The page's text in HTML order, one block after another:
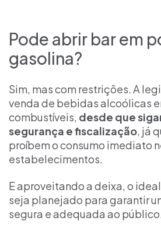
Pode abrir bar em
gasolina?
Sim, mas com restrições. A
venda de bebidas alcoólicas
combustíveis, desde que
segurança e fiscalização, já
proíbem o consumo imediato
estabelecimentos.
E aproveitando a deixa, o
seja planejado para garantir
segura e adequada ao público.